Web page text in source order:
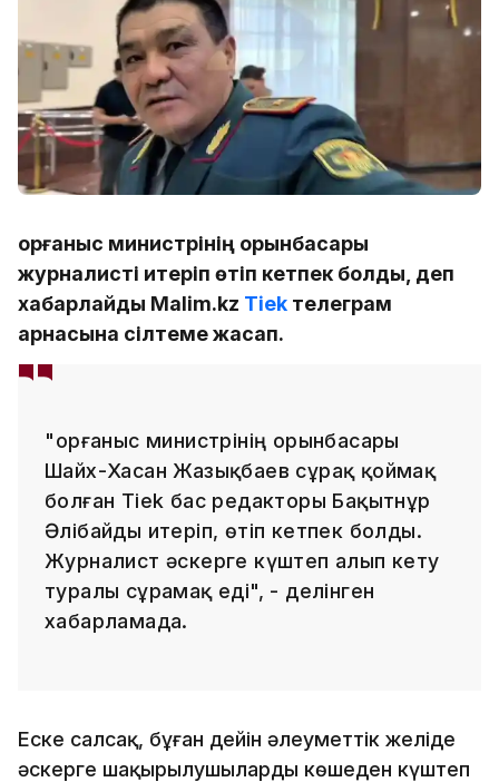
Қорғаныс министрінің орынбасары
журналисті итеріп өтіп кетпек болды, деп
хабарлайды Malim.kz Tiek телеграм
арнасына сілтеме жасап.
"Қорғаныс министрінің орынбасары
Шайх-Хасан Жазықбаев сұрақ қоймақ
болған Tiek бас редакторы Бақытнұр
Әлібайды итеріп, өтіп кетпек болды.
Журналист әскерге күштеп алып кету
туралы сұрамақ еді", - делінген
хабарламада.
Еске салсақ, бұған дейін әлеуметтік желіде
әскерге шақырылушыларды көшеден күштеп